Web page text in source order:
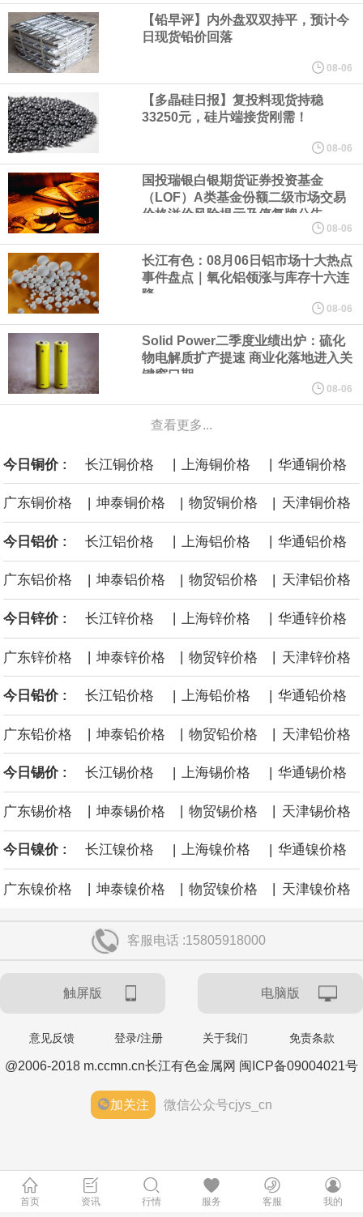
谷歌规划的印度数据中心枢纽建设工作正在如火如荼推进，项目所
在地上方的山坡已经被开挖，露出赤红土层，并修出层层台地。但
环保人士的反对声浪持续高涨，给这家美国科技巨头总规模 150 亿
美元的项目制造重重阻碍
欧股开盘涨跌不一，德国DAX指数跌0.29%，英国富时100指数涨
0.08%，法国CAC40指数涨0.03%，欧洲斯托克50指数跌0.15%，
意大利富时MIB指数跌0.18%。
LME伦镍日内跌超3.00%，现报16574.100美元/吨。
瑞士7月季调后失业率 3.1%，预期 3.1%，前值 3.1%。瑞士7月未
季调失业率 3%，预期 3%，前值 2.9%。
商品期货收盘，黄金连续涨3.44%，焦炭连续涨2.72%，铁矿石连续
涨2.64%，镍连续跌2.62%，白银连续涨2.61%。
沙特下调了对亚洲的主要原油价格，与此同时，各方正就一项旨在
缓解霍尔木兹海峡航运压力的协议进行谈判。尽管胡塞武装的威胁
危及了经由红海向东运输原油的替代路线，但沙特方面仍下调了价
格。
【铅早评】内外盘双双持平，预计今
日现货铅价回落
08-06
【多晶硅日报】复投料现货持稳
33250元，硅片端接货刚需！
08-06
国投瑞银白银期货证券投资基金
（LOF）A类基金份额二级市场交易
价格溢价风险提示及停复牌公告
08-06
长江有色：08月06日铝市场十大热点
事件盘点｜氧化铝领涨与库存十六连
降
08-06
Solid Power二季度业绩出炉：硫化
物电解质扩产提速 商业化落地进入关
键窗口期
08-06
查看更多...
今日铜价 : 长江铜价格 | 上海铜价格 | 华通铜价格
广东铜价格 | 坤泰铜价格 | 物贸铜价格 | 天津铜价格
今日铝价 : 长江铝价格 上海铝价格 华通铝价格
广东铝价格 | 坤泰铝价格 | 物贸铝价格 | 天津铝价格
今日锌价 : 长江锌价格 上海锌价格 华通锌价格
广东锌价格 | 坤泰锌价格 | 物贸锌价格 | 天津锌价格
今日铅价 : 长江铅价格 | 上海铅价格 | 华通铅价格
广东铅价格 坤泰铅价格 物贸铅价格 天津铅价格
今日锡价 : 长江锡价格 | 上海锡价格 | 华通锡价格
广东锡价格 坤泰锡价格 物贸锡价格 天津锡价格
今日镍价 : 长江镍价格 | 上海镍价格 | 华通镍价格
广东镍价格 | 坤泰镍价格 | 物贸镍价格 | 天津镍价格
客服电话 :15805918000
触屏版 电脑版
意见反馈 登录/注册 关于我们 免责条款
@2006-2018 m.ccmn.cn长江有色金属网 闽ICP备09004021号
加关注 微信公众号cjys_cn
首页 资讯 行情 服务 客服 我的